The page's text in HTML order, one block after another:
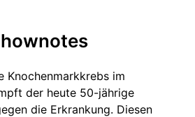
Knochenmarkkrebs im
der heute 50-jährige
die Erkrankung. Diesen